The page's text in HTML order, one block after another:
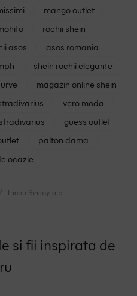
mango outlet
rochii shein
asos
asos romania
shein rochii elegante
magazin online shein
vero moda
guess outlet
palton dama
ocazie
Tricou Sinsay, alb
si fii inspirata de